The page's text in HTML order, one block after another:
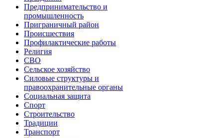
Предпринимательство и
промышленность
Приграничный район
Происшествия
Профилактические работы
Религия
СВО
Сельское хозяйство
Силовые структуры и
правоохранительные органы
Социальная защита
Спорт
Строительство
Традиции
Транспорт